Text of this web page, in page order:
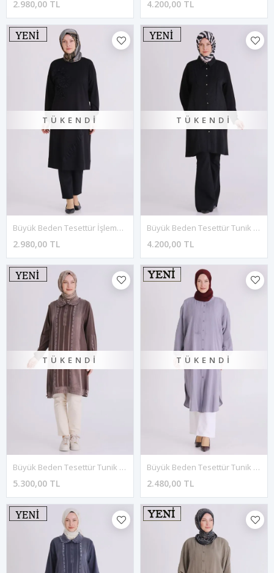
2.980,00 TL 4.200,00 TL
TÜKENDI
Büyük Beden Tesettür İşlemeli Tunik 20133 Siyah
2.980,00 TL
TÜKENDI
Büyük Beden Tesettür Tunik 23035 Siyah
4.200,00 TL
TÜKENDI
Büyük Beden Tesettür Tunik 20138 Kahve
5.300,00 TL
TÜKENDI
Büyük Beden Tesettür Tunik 2356 Gri
2.480,00 TL